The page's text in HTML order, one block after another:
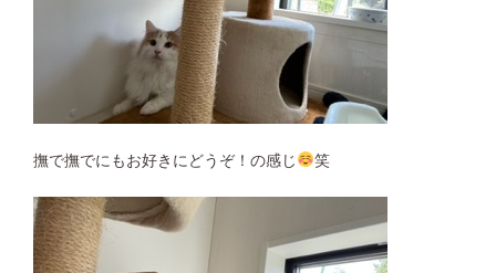
撫で撫でにもお好きにどうぞ！の感じ 笑